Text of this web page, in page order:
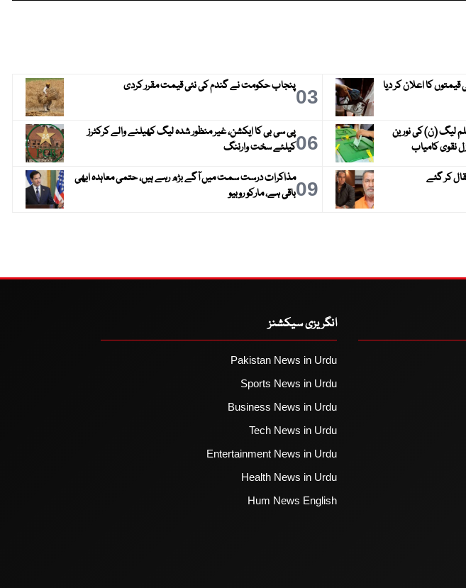
کا اعلان کر دیا 03پنجاب حکومت نے گندم کی نئی قیمت مقرر کردی
، ایل اے 27 میں مسلم لیگ (ن) کی نورین
06پی سی بی کا ایکشن، غیر منظور شدہ لیگ کھیلنے والے کرکٹرز
کیلئے سخت وارننگ
کر گئے 09مذاکرات درست سمت میں آگے بڑھ رہے ہیں، حتمی معاہدہ ابھی
باقی ہے، مارکو روبیو
انگریزی سیکشنز
Pakistan News in Urdu
Sports News in Urdu
Business News in Urdu
Tech News in Urdu
Entertainment News in Urdu
Health News in Urdu
Hum News English